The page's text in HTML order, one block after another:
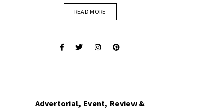
READ MORE
Advertorial, Event, Review &